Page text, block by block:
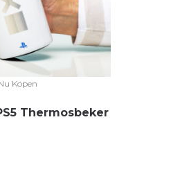
Kopen
Thermosbeker